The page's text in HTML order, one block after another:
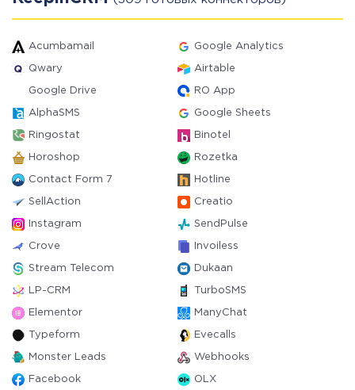
Acumbamail Google Analytics
Qwary Airtable
Google Drive RO App
AlphaSMS Google Sheets
Ringostat Binotel
Horoshop Rozetka
Contact Form 7 Hotline
SellAction Creatio
Instagram SendPulse
Crove Invoiless
Stream Telecom Dukaan
LP-CRM TurboSMS
Elementor ManyChat
Typeform Evecalls
Monster Leads Webhooks
Facebook OLX